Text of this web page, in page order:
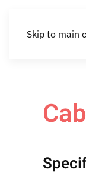
Skip to main